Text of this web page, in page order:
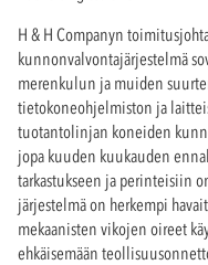
H & H Companyn
kunnonvalvontajärjestelmä
merenkulun ja muiden
tietokoneohjelmiston ja
tuotantolinjan koneiden
jopa kuuden kuukauden
tarkastukseen ja perinteisiin
järjestelmä on herkempi
mekaanisten vikojen oireet
ehkäisemään